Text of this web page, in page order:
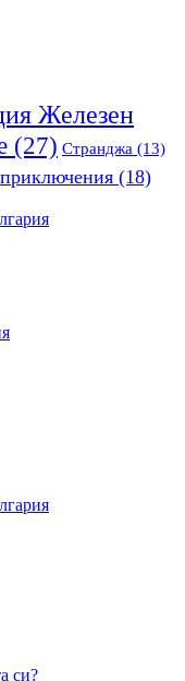
Железен
(27) Странджа (13)
приключения (18)
си?